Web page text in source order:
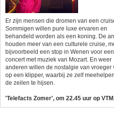
Er zijn mensen die dromen van een
Sommigen willen pure luxe ervaren en
behandeld worden als een koning. De
houden meer van een culturele cruise,
bijvoorbeeld een stop in Wenen voor een
concert met muziek van Mozart. En weer
anderen willen de nostalgie van vroeger
op een klipper, waarbij ze zelf
de zeilen te hijsen.
'Telefacts Zomer', om 22.45 uur op